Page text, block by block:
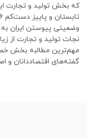
که بخش تولید و تجارت
نجات تولید و تجارت از
مهم‌ترین مطالبه بخش
گفته‌‌‌های اقتصاددانان